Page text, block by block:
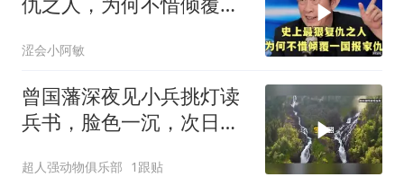
涩会小阿敏
曾国藩深夜见小兵挑灯读
兵书，脸色一沉，次日如
超人强动物俱乐部 1跟贴